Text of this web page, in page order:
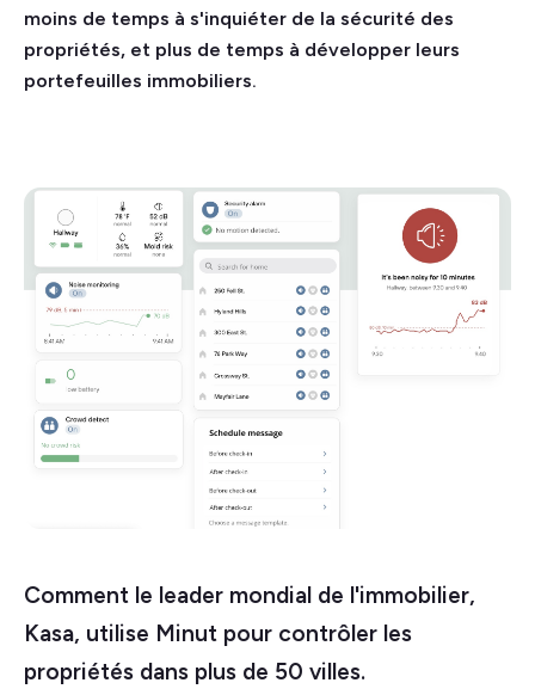
moins de temps à s'inquiéter de la sécurité des
propriétés, et plus de temps à développer leurs
portefeuilles immobiliers.
Comment le leader mondial de l'immobilier,
Kasa, utilise Minut pour contrôler les
propriétés dans plus de 50 villes.